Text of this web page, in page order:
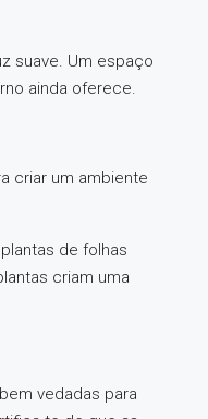
suave. Um espaço
ainda oferece.
criar um ambiente
de folhas
criam uma
vedadas para